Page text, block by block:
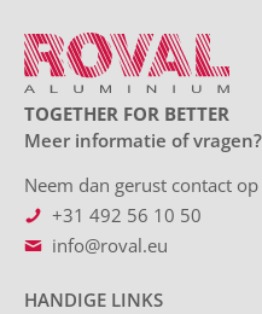
TOGETHER FOR BETTER
Meer informatie of vragen?
Neem dan gerust contact
+31 492 56 10 50
info@roval.eu
HANDIGE LINKS